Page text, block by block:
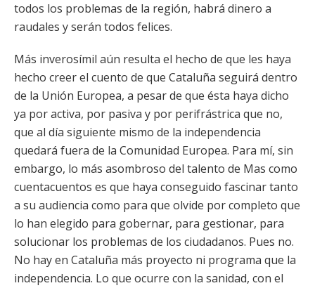
todos los problemas de la región, habrá dinero a
raudales y serán todos felices.
Más inverosímil aún resulta el hecho de que les haya
hecho creer el cuento de que Cataluña seguirá dentro
de la Unión Europea, a pesar de que ésta haya dicho
ya por activa, por pasiva y por perifrástrica que no,
que al día siguiente mismo de la independencia
quedará fuera de la Comunidad Europea. Para mí, sin
embargo, lo más asombroso del talento de Mas como
cuentacuentos es que haya conseguido fascinar tanto
a su audiencia como para que olvide por completo que
lo han elegido para gobernar, para gestionar, para
solucionar los problemas de los ciudadanos. Pues no.
No hay en Cataluña más proyecto ni programa que la
independencia. Lo que ocurre con la sanidad, con el